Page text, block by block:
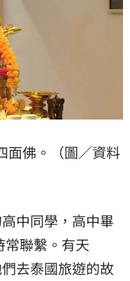
佛。（圖／資料
中同學，高中畢
聯繫。有天
去泰國旅遊的故